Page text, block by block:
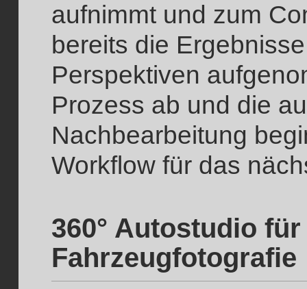
aufnimmt und zum
bereits die
Perspektiven
Prozess ab und die
Nachbearbeitung
Workflow für das
360° Autostudio
Fahrzeugfotografie